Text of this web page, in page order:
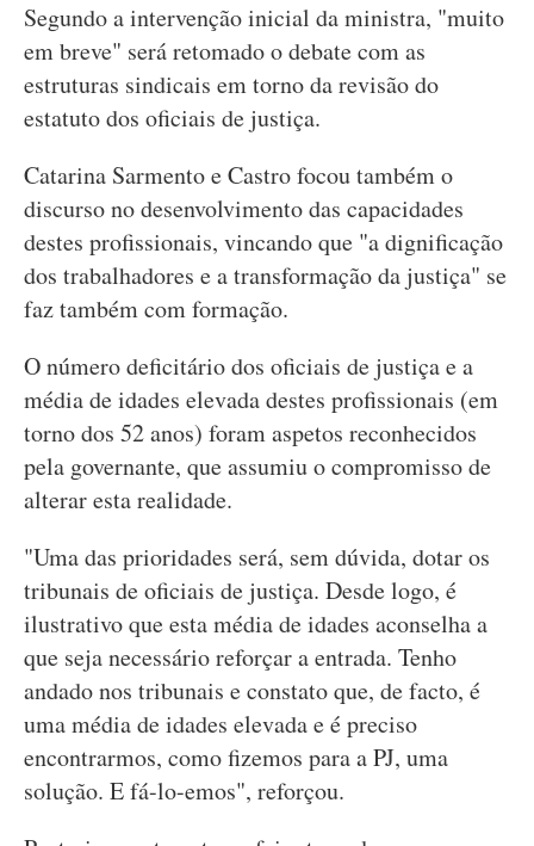
Segundo a intervenção inicial da ministra, "muito
em breve" será retomado o debate com as
estruturas sindicais em torno da revisão do
estatuto dos oficiais de justiça.
Catarina Sarmento e Castro focou também o
discurso no desenvolvimento das capacidades
destes profissionais, vincando que "a dignificação
dos trabalhadores e a transformação da justiça" se
faz também com formação.
O número deficitário dos oficiais de justiça e a
média de idades elevada destes profissionais (em
torno dos 52 anos) foram aspetos reconhecidos
pela governante, que assumiu o compromisso de
alterar esta realidade.
"Uma das prioridades será, sem dúvida, dotar os
tribunais de oficiais de justiça. Desde logo, é
ilustrativo que esta média de idades aconselha a
que seja necessário reforçar a entrada. Tenho
andado nos tribunais e constato que, de facto, é
uma média de idades elevada e é preciso
encontrarmos, como fizemos para a PJ, uma
solução. E fá-lo-emos", reforçou.